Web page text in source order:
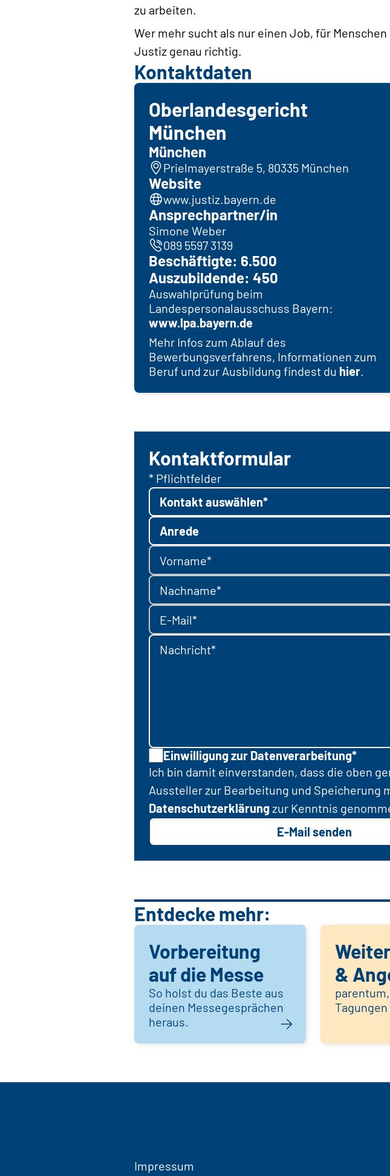
zu arbeiten.
Wer mehr sucht als nur einen Job, für
Justiz genau richtig.
Kontaktdaten
Oberlandesgericht
München
München
Prielmayerstraße 5, 80335 München
Website
www.justiz.bayern.de
Ansprechpartner/in
Simone Weber
089 5597 3139
Beschäftigte: 6.500
Auszubildende: 450
Auswahlprüfung beim
Landespersonalausschuss Bayern:
www.lpa.bayern.de
Mehr Infos zum Ablauf des
Bewerbungsverfahrens, Informationen zum
Beruf und zur Ausbildung findest du hier.
Kontaktformular
* Pflichtfelder
Kontakt auswählen*
Anrede
Vorname*
Nachname*
E-Mail*
Nachricht*
Einwilligung zur Datenverarbeitung*
Ich bin damit einverstanden, dass die oben
Aussteller zur Bearbeitung und Speicherung
Datenschutzerklärungzur Kenntnis
E-Mail senden
Entdecke mehr:
Vorbereitung
auf die Messe
So holst du das Beste aus
deinen Messegesprächen
heraus.
&
Tagungen
Impressum